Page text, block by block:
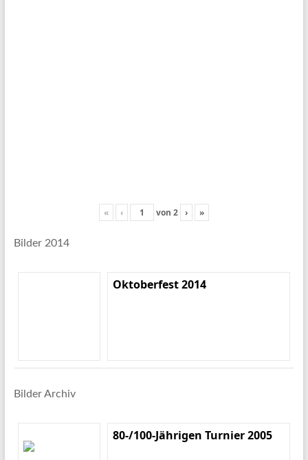
« ‹ von 2 › »
Bilder 2014
Oktoberfest 2014
Bilder Archiv
80-/100-Jährigen Turnier 2005